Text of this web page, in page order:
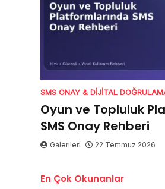
SMS ONAY & DIJITAL
Oyun ve Topluluk
SMS Onay Rehberi
Galerileri 22 Temmuz 2026
En Çok Okunanlar